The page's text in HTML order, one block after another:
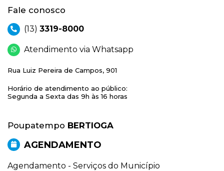
Fale conosco
(13) 3319-8000
Atendimento via Whatsapp
Rua Luiz Pereira de Campos, 901
Horário de atendimento ao público:
Segunda a Sexta das 9h às 16 horas
Poupatempo BERTIOGA
AGENDAMENTO
Agendamento - Serviços do Município